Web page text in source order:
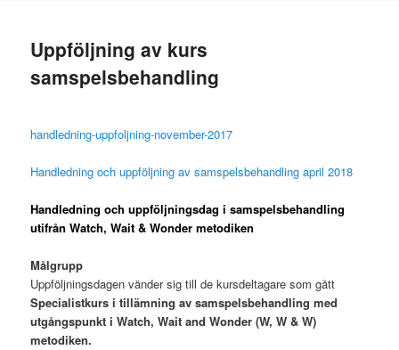
Uppföljning av kurs
samspelsbehandling
handledning-uppfoljning-november-2017
Handledning och uppföljning av samspelsbehandling april 2018
Handledning och uppföljningsdag i samspelsbehandling
utifrån Watch, Wait & Wonder metodiken
Målgrupp
Uppföljningsdagen vänder sig till de kursdeltagare som gått
Specialistkurs i tillämning avsamspelsbehandling med
utgångspunkt i Watch, Wait and Wonder (W, W & W)
metodiken.